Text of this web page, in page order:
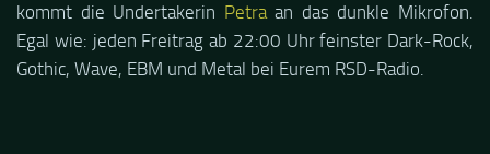
kommt die Undertakerin Petraan das dunkle Mikrofon.
Egal wie: jeden Freitrag ab 22:00 Uhr feinster Dark-Rock,
Gothic, Wave, EBM und Metal bei Eurem RSD-Radio.